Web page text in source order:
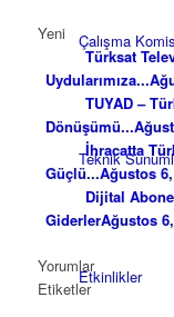
Çalışma
Teknik
Etkinlikler
Yeni
Türksat
Uydularımıza...
TUYAD –
Dönüşümü...
İhracatta
Güçlü...Ağustos
Dijital
GiderlerAğustos
Yorumlar
Etiketler